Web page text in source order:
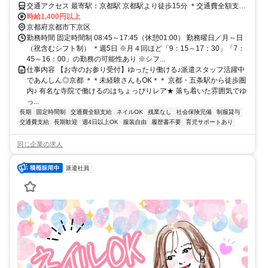
交通アクセス 最寄駅：京都駅 京都駅より徒歩15分 ＊交通費全額支給
⭐️京都市下京区・中京区・右京区・伏見区・西京区・山科区・左京
区・南区・北区・上京区・宇治市・長岡京市・亀岡市・向日市・大津
市・高槻市・茨木市など周辺から通勤している方多数です！
時給1,400円以上
京都府京都市下京区
勤務時間 固定時間制 08:45～17:45（休憩01:00） 勤務曜日／月～日
（祝含むシフト制） ＊週5日 ※月４回ほど「9：15～17：30」「7：
45～16：00」の勤務の可能性あり ※シフ...
仕事内容 【お寺のお参り受付】ゆったり働ける♪派遣スタッフ活躍中
であんしん◎京都 ＊＊未経験さんもOK＊＊ 京都・五条駅から徒歩圏
内♪ 有名な寺院で働けるのはちょっぴりレア★ 落ち着いた雰囲気でゆ
っ...
長期 固定時間制 交通費全額支給 ネイルOK 残業なし 社会保険完備
制服貸与
交通費支給
長期歓迎 週4日以上OK 服装自由 履歴書不要 育児サポートあり
同じ企業の求人
派遣社員